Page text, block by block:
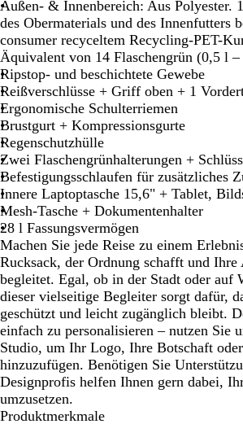
s
c
h
w
a
r
z
e
l
r
o
t
e
l
o
l
i
v
g
r
ü
n
e
s
B
l
a
u
g
r
ü
n
Außen- & Innenbereich: Aus Polyester.
des Obermaterials und des Innenfutters
consumer recyceltem Recycling-PET-
Äquivalent von 14 Flaschengrün (0,5 l
Ripstop- und beschichtete Gewebe
Reißverschlüsse + Griff oben + 1
Ergonomische Schulterriemen
Brustgurt + Kompressionsgurte
Regenschutzhülle
Zwei Flaschengrünhalterungen +
Befestigungsschlaufen für zusätzliches
Innere Laptoptasche 15,6" + Tablet,
Mesh-Tasche + Dokumentenhalter
28 l Fassungsvermögen
Machen Sie jede Reise zu einem
Rucksack, der Ordnung schafft und Ihre
begleitet. Egal, ob in der Stadt oder auf
dieser vielseitige Begleiter sorgt dafür,
geschützt und leicht zugänglich bleibt.
einfach zu personalisieren – nutzen Sie
Studio, um Ihr Logo, Ihre Botschaft
hinzuzufügen. Benötigen Sie
Designprofis helfen Ihnen gern dabei,
umzusetzen.
Produktmerkmale